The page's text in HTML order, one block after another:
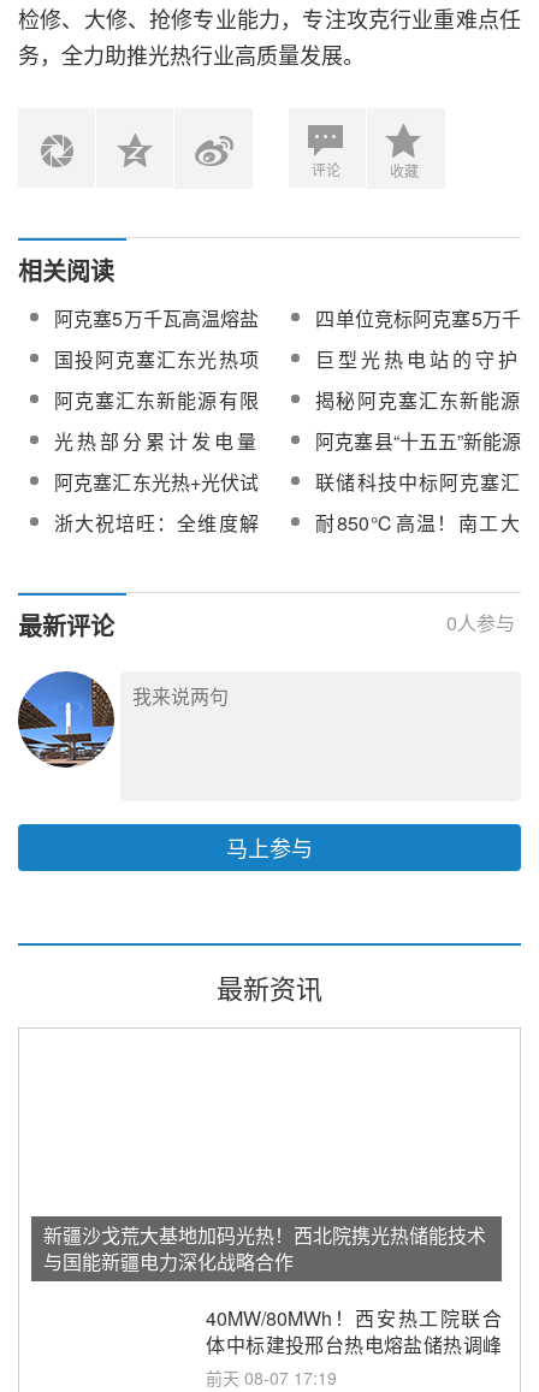
检修、大修、抢修专业能力，专注攻克行业重难点任
务，全力助推光热行业高质量发展。
评论 收藏
相关阅读
阿克塞5万千瓦高温熔盐
槽式光热发电项目EPC
总承包招标
四单位竞标阿克塞5万千
瓦高温熔盐槽式光热发
电项目EPC总承包
国投阿克塞汇东光热项
目助力绿色低碳转型深
入推进
巨型光热电站的守护
者！央广网探访阿克塞
汇东新能源光热项目
阿克塞汇东新能源有限
公司75万千瓦光热+示
范项目EPC工程总承包
热熔盐泵采购
揭秘阿克塞汇东新能源
光热+光伏试点项目光热
动力岛及镜场区域安
装：0.1毫米的较真与突
破
光热部分累计发电量
414.59万千瓦时！阿克
塞汇东光热项目点亮千
家万户
阿克塞县“十五五”新能源
发展规划编制情况推进
会召开
阿克塞汇东光热+光伏试
点项目硝酸钾、硝酸钠
和化盐服务采购
联储科技中标阿克塞汇
东110MW光热项目化盐
服务
浙大祝培旺：全维度解
核心痛点
耐850℃高温！南工大
最新评论 0人参与
马上参与
最新资讯
新疆沙戈荒大基地加码光热！西北院携光热储能技术
与国能新疆电力深化战略合作
40MW/80MWh！西安热工院联合
体中标建投邢台热电熔盐储热调峰
调频改造EPC项目
前天 08-07 17:19